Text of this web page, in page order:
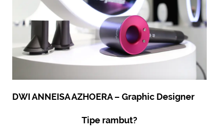
DWI ANNEISA AZHOERA – Graphic Designer
Tipe rambut?